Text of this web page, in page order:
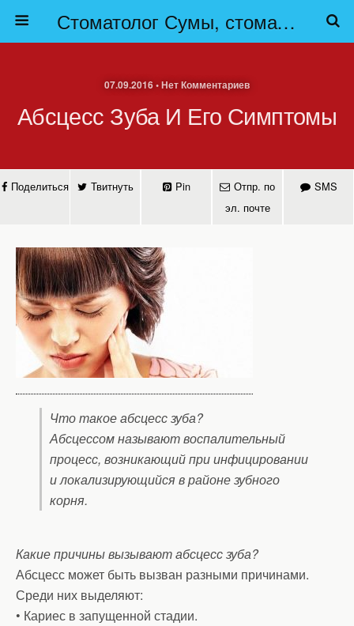
Стоматолог Сумы, стоматологические клиники Сумы, детская стоматология в Сумах. | Частная стоматология Сумы
07.09.2016 • Нет Комментариев
Абсцесс Зуба И Его Симптомы
Поделиться Твитнуть Pin
Отпр. по
эл. почте
SMS
Что такое абсцесс зуба?
Абсцессом называют воспалительный
процесс, возникающий при инфицировании
и локализирующийся в районе зубного
корня.
Какие причины вызывают абсцесс зуба?
Абсцесс может быть вызван разными причинами.
Среди них выделяют:
• Кариес в запущенной стадии.